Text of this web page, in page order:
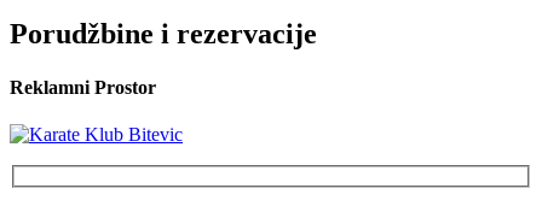
Porudžbine i rezervacije
Reklamni Prostor